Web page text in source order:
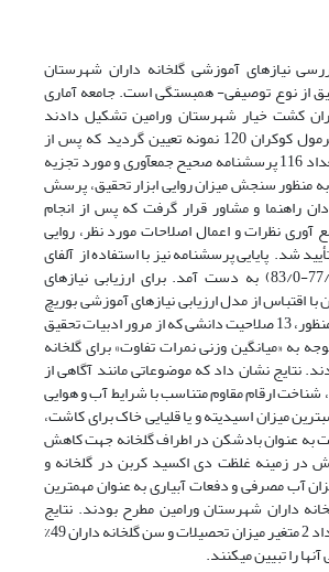
نیازهای آموزشی گلخانه داران شهرستان
از نوع توصیفی- همبستگی است. جامعه آماری
کشت خیار شهرستان ورامین تشکیل دادند
(504=N) و مطابق فرمول کوکران 120 نمونه تعیین گردید که پس از
توزیع پرسشنامه، تعداد 116 پرسشنامه صحیح جمع­آوری و مورد تجزیه
منظور سنجش میزان روایی ابزار تحقیق، پرسش
راهنما و مشاور قرار گرفت که پس از انجام
آوری نظرات و اعمال اصلاحات مورد نظر، روایی
شد. پایایی پرسشنامه نیز با استفاده از آلفای
کرونباخ (در بازه 77/0-83/0) به دست آمد. برای ارزیابی نیازهای
با اقتباس از مدل ارزیابی نیازهای آموزشی بوریچ
استفاده شد. بدین منظور، 13 صلاحیت دانشی که از مرور ادبیات تحقیق
به «میانگین وزنی نمرات تفاوت» برای گلخانه
نتایج نشان داد که موضوعاتی مانند آگاهی از
ارقام مقاوم متناسب با شرایط آب و هوایی
میزان اسیدیته و یا قلیایی خاک برای کاشت،
به عنوان بادشکن در اطراف گلخانه جهت کاهش
زمینه غلظت دی اکسید کربن در گلخانه و
آب مصرفی و دفعات آبیاری به عنوان مهم­ترین
داران شهرستان ورامین مطرح بودند. نتایج
رگرسیون نیز نشان داد 2 متغیر میزان تحصیلات و سن گلخانه داران 49%
را تبیین می­کنند.